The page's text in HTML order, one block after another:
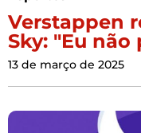
Verstappen
Sky: "Eu não
13 de março de 2025